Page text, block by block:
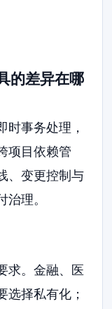
的差异在哪
时事务处理，
项目依赖管
、变更控制与
理。
求。金融、医
选择私有化；